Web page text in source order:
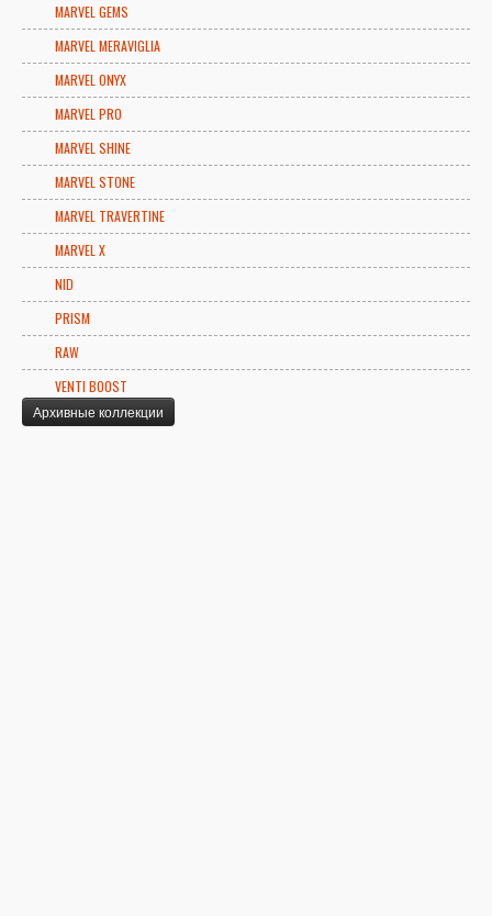
MARVEL GEMS
MARVEL MERAVIGLIA
MARVEL ONYX
MARVEL PRO
MARVEL SHINE
MARVEL STONE
MARVEL TRAVERTINE
MARVEL X
NID
PRISM
RAW
VENTI BOOST
Архивные коллекции